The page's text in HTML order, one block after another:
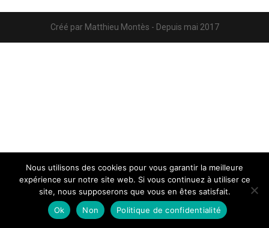
Créé par Matthieu Montès - Depuis mai 2017
Nous utilisons des cookies pour vous garantir la meilleure
expérience sur notre site web. Si vous continuez à utiliser ce
site, nous supposerons que vous en êtes satisfait.
Ok
Non Politique de confidentialité